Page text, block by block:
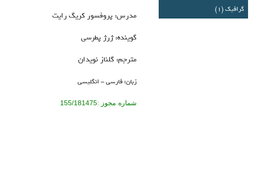
گرافيك (1)
مدرس: پروفسور كريگ رايت
گوينده: ژرژ پطرسي
مترجم: گلناز نويدان
زبان: فارسي - انگلیسی
شماره مجوز :155/181475